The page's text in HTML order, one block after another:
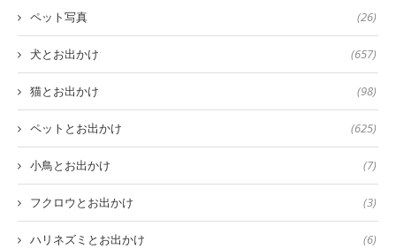
ペット写真 (26)
犬とお出かけ (657)
猫とお出かけ (98)
ペットとお出かけ (625)
小鳥とお出かけ (7)
フクロウとお出かけ (3)
ハリネズミとお出かけ (6)